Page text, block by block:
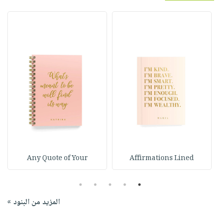
Affirmations Lined
Any Quote of Your
1
2
3
4
5
المزيد من البنود »